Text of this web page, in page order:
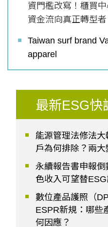
資門檻改寫！櫃買
資金流向真正轉型者
Taiwan surf brand
apparel
最新ESG快
能源管理法修法
戶為何排除？兩
永續報告書申報
色收入可望替
數位產品護照（
ESPR新規：哪些
何因應？